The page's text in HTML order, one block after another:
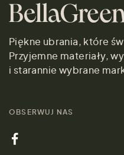
Piękne ubrania, które
Przyjemne materiały,
i starannie wybrane
OBSERWUJ NAS